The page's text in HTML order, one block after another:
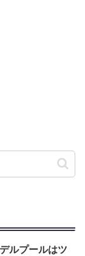
ルプールはツ